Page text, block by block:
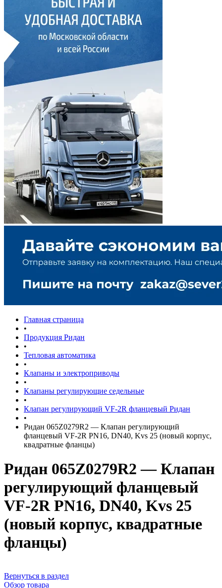
Главная страница
•
Продукция Ридан
•
Тепловая автоматика
•
Клапаны и электроприводы
•
Клапаны регулирующие седельные
•
Клапан регулирующий VF-2R фланцевый Ридан
•
Ридан 065Z0279R2 — Клапан регулирующий
фланцевый VF-2R PN16, DN40, Kvs 25 (новый корпус,
квадратные фланцы)
Ридан 065Z0279R2 — Клапан
регулирующий фланцевый
VF-2R PN16, DN40, Kvs 25
(новый корпус, квадратные
фланцы)
Вернуться в раздел
Обзор товара